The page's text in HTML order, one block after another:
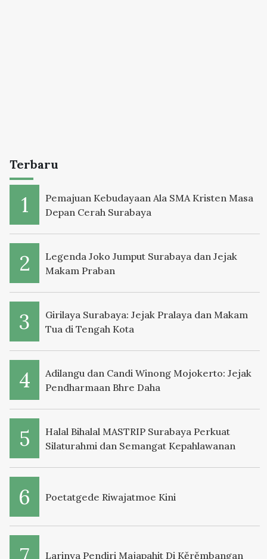
Terbaru
Pemajuan Kebudayaan Ala SMA Kristen Masa
Depan Cerah Surabaya
Legenda Joko Jumput Surabaya dan Jejak
Makam Praban
Girilaya Surabaya: Jejak Pralaya dan Makam
Tua di Tengah Kota
Adilangu dan Candi Winong Mojokerto: Jejak
Pendharmaan Bhre Daha
Halal Bihalal MASTRIP Surabaya Perkuat
Silaturahmi dan Semangat Kepahlawanan
Poetatgede Riwajatmoe Kini
Larinya Pendiri Majapahit Di Kěrěmbangan